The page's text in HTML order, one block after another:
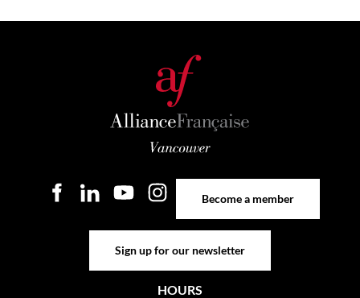
Become a member
Sign up for our newsletter
HOURS